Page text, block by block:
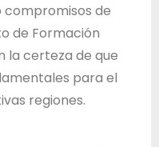
compromisos de
de Formación
la certeza de que
para el
regiones.